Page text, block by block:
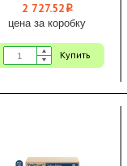
2 727.52 i
цена за коробку
Купить